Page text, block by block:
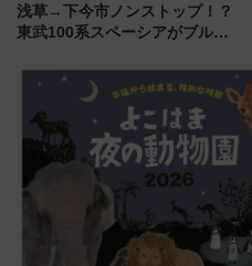
浅草→下今市ノンストップ！？
東武100系スペーシアがブルー
ー当時の停車駅」を再現 運転
時刻や特急券の買い方を紹介